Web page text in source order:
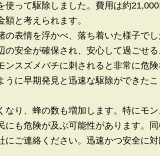
使って駆除しました。費用は約
と考えられます。
の表情を浮かべ、落ち着いた様子で
の安全が確保され、安心して過ごせ
ンスズメバチに刺されると非常に危
うに早期発見と迅速な駆除ができた
なり、蜂の数も増加します。特にモ
にも危険が及ぶ可能性があります。
にご連絡ください。迅速かつ安全に対